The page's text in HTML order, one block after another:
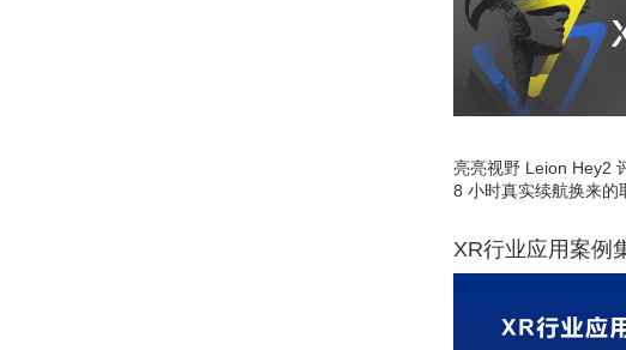
亮亮视野 Leion Hey2
8 小时真实续航换来的
XR行业应用案例